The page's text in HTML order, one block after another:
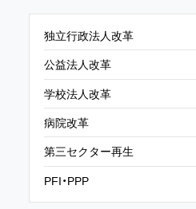
独立行政法人改革
公益法人改革
学校法人改革
病院改革
第三セクター再生
PFI・PPP